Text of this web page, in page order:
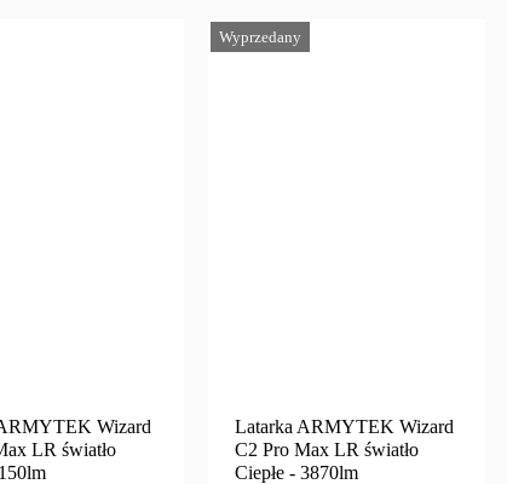
Wizard
LR światło
Wyprzedany
Latarka ARMYTEK Wizard
C2 Pro Max LR światło
Ciepłe - 3870lm